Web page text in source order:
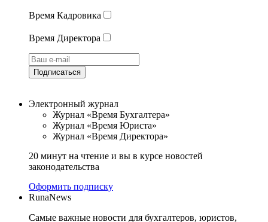
Время Кадровика
Время Директора
Подписаться
Электронный журнал
Журнал «Время Бухгалтера»
Журнал «Время Юриста»
Журнал «Время Директора»
20 минут на чтение и вы в курсе новостей
законодательства
Оформить подписку
RunaNews
Самые важные новости для бухгалтеров, юристов,